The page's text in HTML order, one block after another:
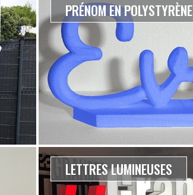
PRÉNOM EN POLYSTYRÈNE
LETTRES LUMINEUSES